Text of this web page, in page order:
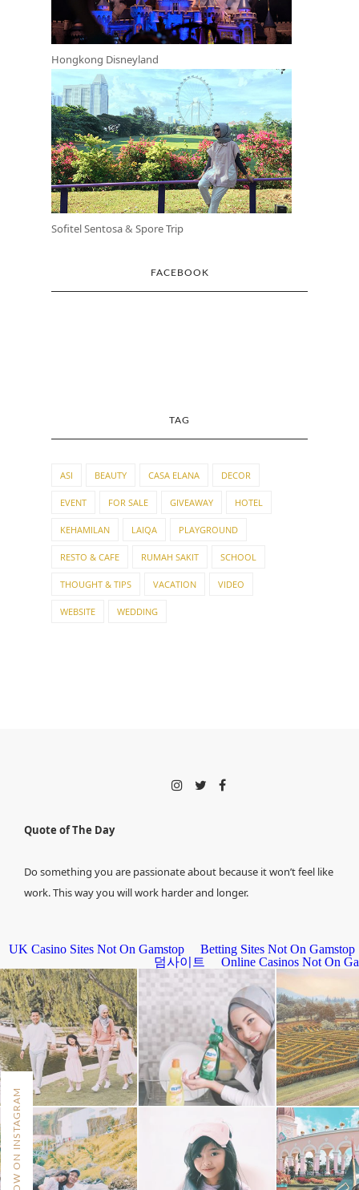
Hongkong Disneyland
Sofitel Sentosa& Spore Trip
FACEBOOK
TAG
ASI BEAUTY CASA ELANA DECOR
EVENT FOR SALE GIVEAWAY HOTEL
KEHAMILAN LAIQA PLAYGROUND
RESTO & CAFE RUMAH SAKIT SCHOOL
THOUGHT & TIPS VACATION VIDEO
WEBSITE WEDDING
Quote of The Day
Do something you are passionate about because it won’t feel like
work. This way you will work harder and longer.
FOLLOW ON INSTAGRAM